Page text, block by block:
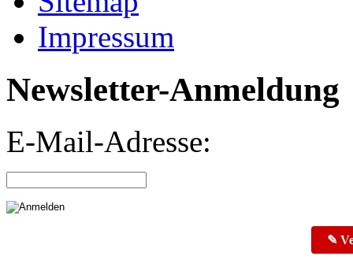
Impressum
Newsletter-Anmeldung
E-Mail-Adresse:
✎